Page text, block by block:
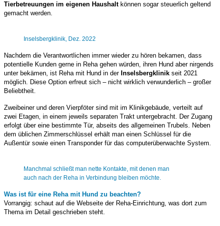
Tierbetreuungen im eigenen Haushaltkönnen sogar steuerlich geltend
gemacht werden.
Inselsbergklinik, Dez. 2022
Nachdem die Verantwortlichen immer wieder zu hören bekamen, dass
potentielle Kunden gerne in Reha gehen würden, ihren Hund aber nirgends
unter bekämen, ist Reha mit Hund in der Inselsbergklinik seit 2021
möglich. Diese Option erfreut sich – nicht wirklich verwunderlich – großer
Beliebtheit.
Zweibeiner und deren Vierpföter sind mit im Klinikgebäude, verteilt auf
zwei Etagen, in einem jeweils separaten Trakt untergebracht. Der Zugang
erfolgt über eine bestimmte Tür, abseits des allgemeinen Trubels. Neben
dem üblichen Zimmerschlüssel erhält man einen Schlüssel für die
Außentür sowie einen Transponder für das computerüberwachte System.
Manchmal schließt man nette Kontakte, mit denen man
auch nach der Reha in Verbindung bleiben möchte.
Was ist für eine Reha mit Hund zu beachten?
Vorrangig: schaut auf die Webseite der Reha-Einrichtung, was dort zum
Thema im Detail geschrieben steht.